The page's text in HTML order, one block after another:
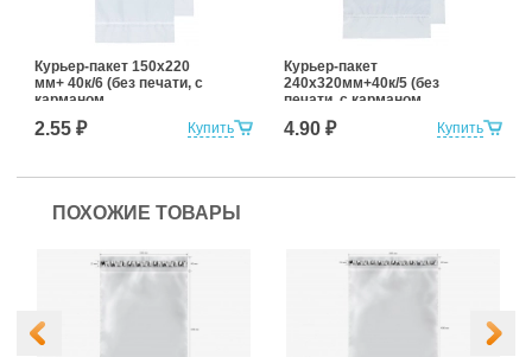
Купить
Курьер-пакет 150х220
мм+ 40к/6 (без печати, с
карманом
сопроводительной
документации)
2.55 ₽ Купить
Курьер-пакет
240х320мм+40к/5 (без
печати, с карманом
сопроводительной
документации)
4.90 ₽
ПОХОЖИЕ ТОВАРЫ